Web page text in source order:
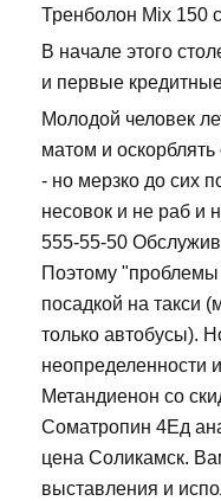
Тренболон Mix 150
В начале этого
и первые
Молодой человек
матом и
- но мерзко до сих
несовок и не раб и
555-55-50
Поэтому
посадкой на такси
только автобусы).
неопределенности
Метандиенон со
Cоматропин 4Ед
цена Соликамск.
выставления и